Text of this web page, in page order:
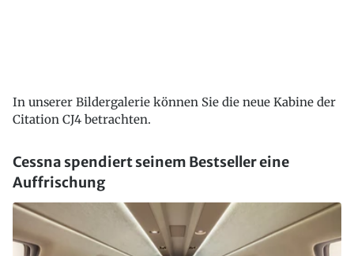
In unserer Bildergalerie können Sie die neue Kabine der
Citation CJ4 betrachten.
Cessna spendiert seinem Bestseller eine
Auffrischung